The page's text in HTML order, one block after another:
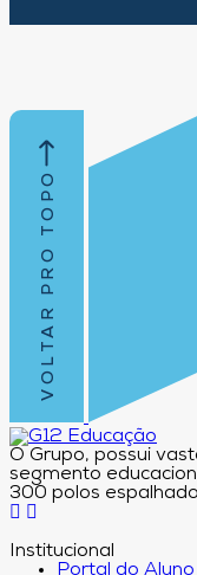
VOLTAR PRO TOPO
O Grupo, possui
segmento
300 polos
Institucional
Portal do Aluno